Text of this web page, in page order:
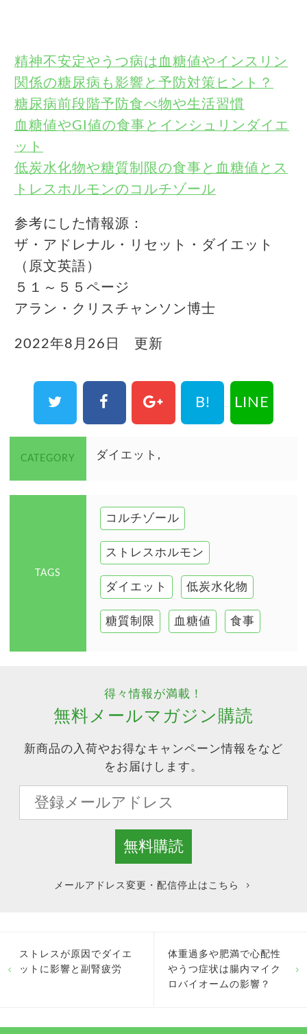
精神不安定やうつ病は血糖値やインスリン
関係の糖尿病も影響と予防対策ヒント？
糖尿病前段階予防食べ物や生活習慣
血糖値やGI値の食事とインシュリンダイエ
ット
低炭水化物や糖質制限の食事と血糖値とス
トレスホルモンのコルチゾール
参考にした情報源：
ザ・アドレナル・リセット・ダイエット
（原文英語）
５１～５５ページ
アラン・クリスチャンソン博士
2022年8月26日 更新
B! LINE
CATEGORY ダイエット
TAGS
コルチゾール
ストレスホルモン
ダイエット 低炭水化物
糖質制限 血糖値 食事
得々情報が満載！
無料メールマガジン購読
新商品の入荷やお得なキャンペーン情報をなど
をお届けします。
メールアドレス変更・配信停止はこちら
ストレスが原因でダイエ
ットに影響と副腎疲労
体重過多や肥満で心配性
やうつ症状は腸内マイク
ロバイオームの影響？